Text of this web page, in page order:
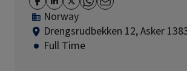
Norway
Drengsrudbekken 12, Asker
Full Time